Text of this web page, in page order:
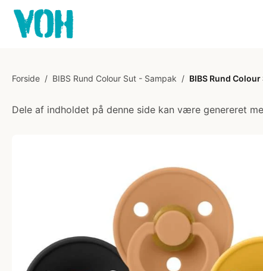
Forside / BIBS Rund Colour Sut - Sampak / BIBS Rund
Dele af indholdet på denne side kan være genereret